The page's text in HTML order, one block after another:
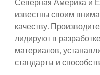
известны своим
качеству.
лидируют в
материалов,
стандарты и